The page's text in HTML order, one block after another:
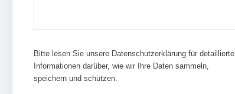
Bitte lesen Sie unsere Datenschutzerklärung für detaillierte
Informationen darüber, wie wir Ihre Daten sammeln,
speichern und schützen.